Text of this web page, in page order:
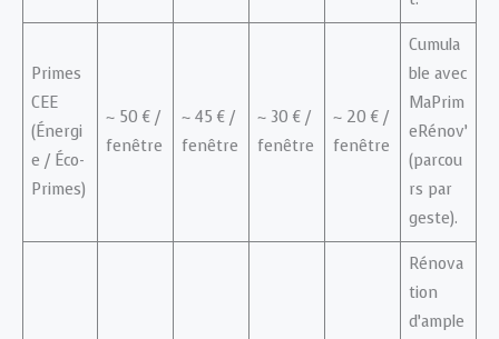
Primes
CEE
(Énergi
e / Éco-
Primes)
~ 50 € /
fenêtre
~ 45 € /
fenêtre
~ 30 € /
fenêtre
~ 20 € /
fenêtre
Cumula
ble avec
MaPrim
eRénov’
(parcou
rs par
geste).
Rénova
tion
d’ample